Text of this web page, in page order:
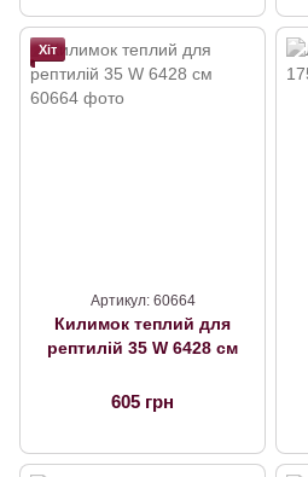
Хіт
Артикул: 60664
Килимок теплий для
рептилій 35 W 6428 см
605 грн